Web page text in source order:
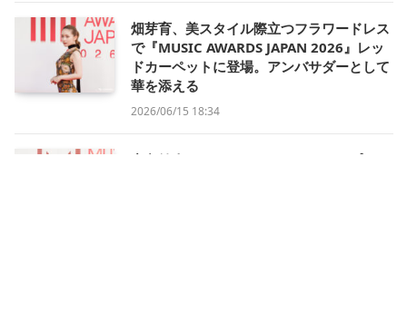
畑芽育、美スタイル際立つフラワードレス
で『MUSIC AWARDS JAPAN 2026』レッ
ドカーペットに登場。アンバサダーとして
華を添える
2026/06/15 18:34
中島健人、レッドカーペットのトップバッ